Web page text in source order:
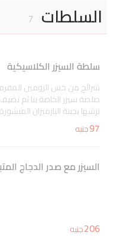
السلطات 7
سلطة السيزر الكلاسيكية
شرائح من خس الرومين
صلصة سيزر الخاصة بنا ثم
نرشها بجبنة البارميزان
خبز التوست بالثوم
97جنيه
السيزر مع صدر الدجاج
206جنيه